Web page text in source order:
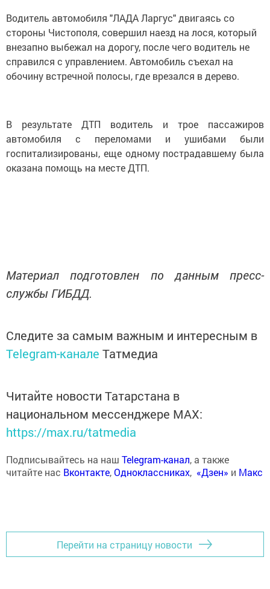
Водитель автомобиля "ЛАДА Ларгус" двигаясь со
стороны Чистополя, совершил наезд на лося, который
внезапно выбежал на дорогу, после чего водитель не
справился с управлением. Автомобиль съехал на
обочину встречной полосы, где врезался в дерево.
В результате ДТП водитель и трое пассажиров
автомобиля с переломами и ушибами были
госпитализированы, еще одному пострадавшему была
оказана помощь на месте ДТП.
Материал подготовлен по данным пресс-
службы ГИБДД.
Следите за самым важным и интересным в
Telegram-канале Татмедиа
Читайте новости Татарстана в
национальном мессенджере MАХ:
https://max.ru/tatmedia
Подписывайтесь на наш Telegram-канал, а также
читайте нас Вконтакте,Одноклассниках, «Дзен» и Макс
Перейти на страницу новости